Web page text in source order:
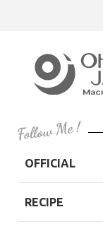
OFFICIAL
RECIPE